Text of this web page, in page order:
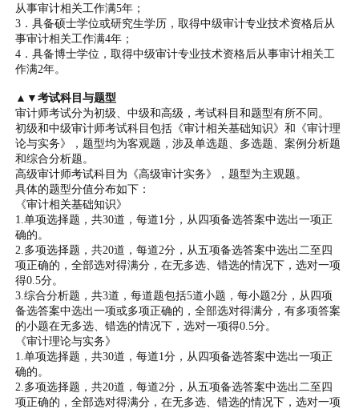
从事审计相关工作满5年；
3．具备硕士学位或研究生学历，取得中级审计专业技术资格后从
事审计相关工作满4年；
4．具备博士学位，取得中级审计专业技术资格后从事审计相关工
作满2年。
▲▼考试科目与题型
审计师考试分为初级、中级和高级，考试科目和题型有所不同。
初级和中级审计师考试科目包括《审计相关基础知识》和《审计理
论与实务》，题型均为客观题，涉及单选题、多选题、案例分析题
和综合分析题。
高级审计师考试科目为《高级审计实务》，题型为主观题。
具体的题型分值分布如下：
《审计相关基础知识》
1.单项选择题，共30道，每道1分，从四项备选答案中选出一项正
确的。
2.多项选择题，共20道，每道2分，从五项备选答案中选出二至四
项正确的，全部选对得满分，在无多选、错选的情况下，选对一项
得0.5分。
3.综合分析题，共3道，每道题包括5道小题，每小题2分，从四项
备选答案中选出一项或多项正确的，全部选对得满分，有多项答案
的小题在无多选、错选的情况下，选对一项得0.5分。
《审计理论与实务》
1.单项选择题，共30道，每道1分，从四项备选答案中选出一项正
确的。
2.多项选择题，共20道，每道2分，从五项备选答案中选出二至四
项正确的，全部选对得满分，在无多选、错选的情况下，选对一项